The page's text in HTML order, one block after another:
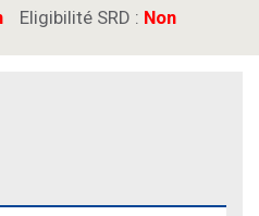
Eligibilité SRD : Non